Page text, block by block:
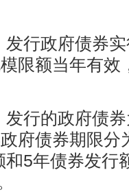
行政府债券
限额当年有效
行的政府债
府债券期限分
5年债券发行